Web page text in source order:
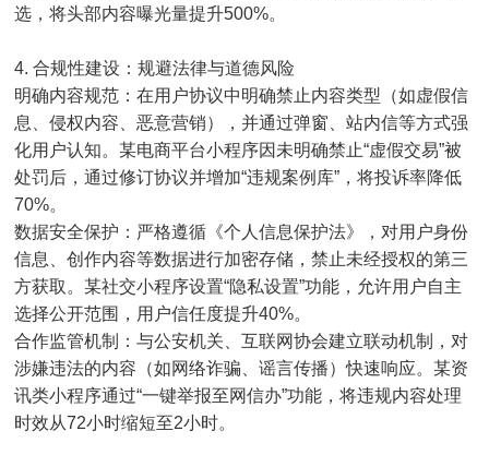
选，将头部内容曝光量提升500%。
4. 合规性建设：规避法律与道德风险
明确内容规范：在用户协议中明确禁止内容类型（如虚假信
息、侵权内容、恶意营销），并通过弹窗、站内信等方式强
化用户认知。某电商平台小程序因未明确禁止“虚假交易”被
处罚后，通过修订协议并增加“违规案例库”，将投诉率降低
70%。
数据安全保护：严格遵循《个人信息保护法》，对用户身份
信息、创作内容等数据进行加密存储，禁止未经授权的第三
方获取。某社交小程序设置“隐私设置”功能，允许用户自主
选择公开范围，用户信任度提升40%。
合作监管机制：与公安机关、互联网协会建立联动机制，对
涉嫌违法的内容（如网络诈骗、谣言传播）快速响应。某资
讯类小程序通过“一键举报至网信办”功能，将违规内容处理
时效从72小时缩短至2小时。